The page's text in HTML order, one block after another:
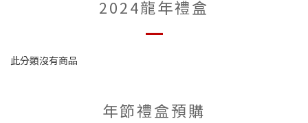
2024龍年禮盒
此分類沒有商品
年節禮盒預購